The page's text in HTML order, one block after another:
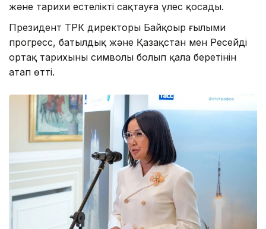
және тарихи естелікті сақтауға үлес қосады.
Президент ТРК директоры Байқоңыр ғылыми
прогресс, батылдық және Қазақстан мен Ресейдің
ортақ тарихының символы болып қала беретінін
атап өтті.